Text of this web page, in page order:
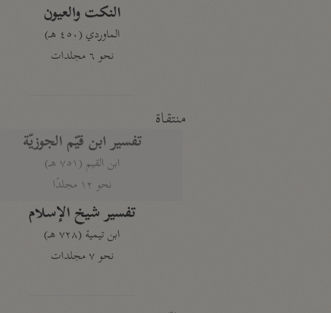
النكت والعيون
الماوردي (٤٥٠ هـ)
نحو ٦ مجلدات
منتقاة
تفسير ابن قيّم الجوزيّة
ابن القيم (٧٥١ هـ)
نحو ١٢ مجلدًا
تفسير شيخ الإسلام
ابن تيمية (٧٢٨ هـ)
نحو ٧ مجلدات